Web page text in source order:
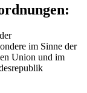
im Sinne der
Union und im